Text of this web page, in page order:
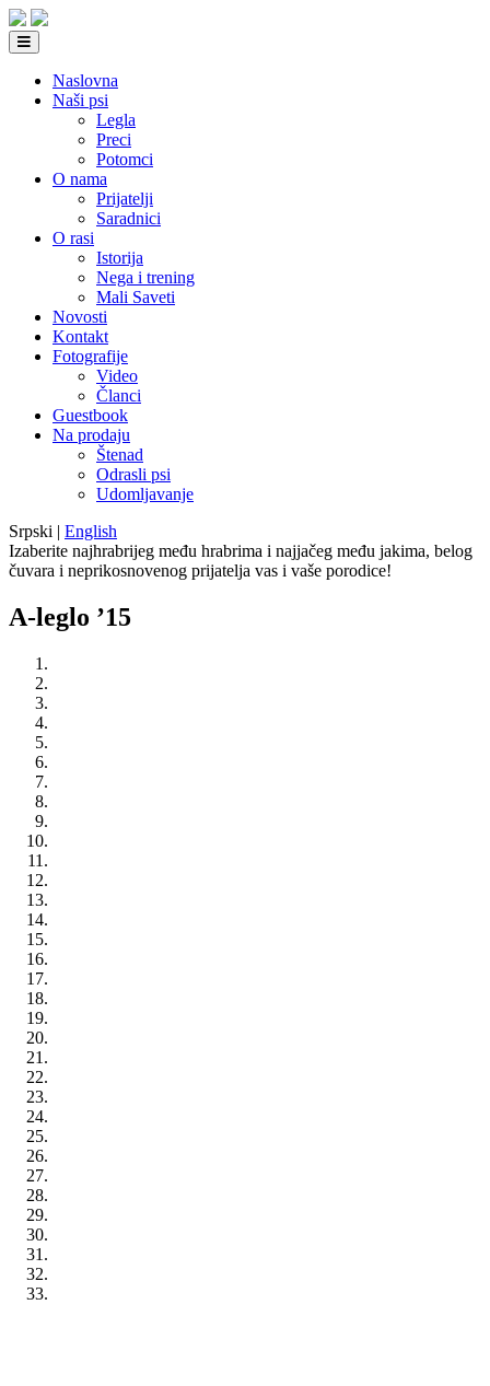
Naslovna
Naši psi
Legla
Preci
Potomci
O nama
Prijatelji
Saradnici
O rasi
Istorija
Nega i trening
Mali Saveti
Novosti
Kontakt
Fotografije
Video
Članci
Guestbook
Na prodaju
Štenad
Odrasli psi
Udomljavanje
Srpski | English
Izaberite najhrabrijeg među hrabrima i najjačeg među jakima, belog
čuvara i neprikosnovenog prijatelja vas i vaše porodice!
A-leglo ’15